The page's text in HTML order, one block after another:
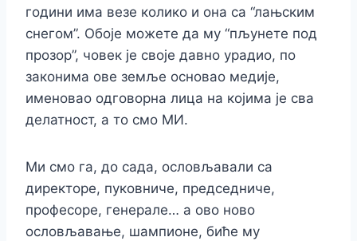
години има везе колико и она са “лањским
снегом”. Обоје можете да му “пљунете под
прозор”, човек је своје давно урадио, по
законима ове земље основао медије,
именовао одговорна лица на којима је сва
делатност, а то смо МИ.
Ми смо га, до сада, ословљавали са
директоре, пуковниче, председниче,
професоре, генерале… а ово ново
ословљавање, шампионе, биће му